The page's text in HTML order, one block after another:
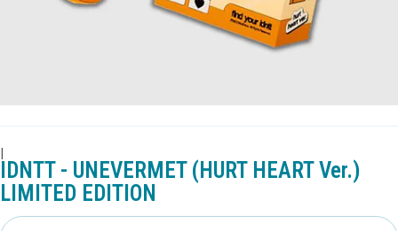
|
IDNTT - UNEVERMET (HURT HEART Ver.)
LIMITED EDITION